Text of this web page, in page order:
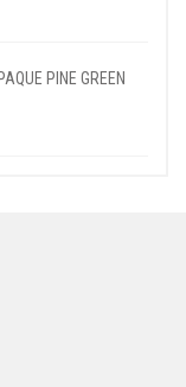
PINE GREEN